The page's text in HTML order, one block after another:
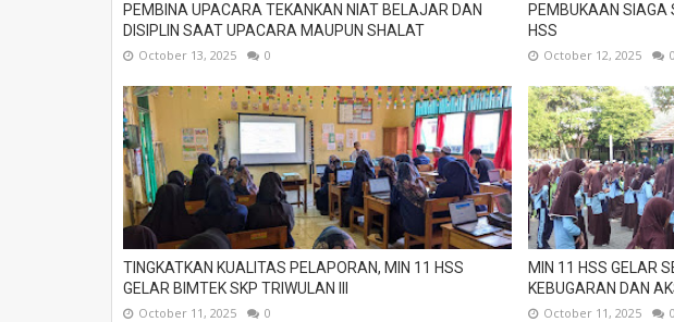
PEMBINA UPACARA TEKANKAN NIAT BELAJAR DAN
DISIPLIN SAAT UPACARA MAUPUN SHALAT
October 13, 2025 0
PEMBUKAAN SIAGA
HSS
October 12, 2025 0
TINGKATKAN KUALITAS PELAPORAN, MIN 11 HSS
GELAR BIMTEK SKP TRIWULAN III
October 11, 2025 0
MIN 11 HSS GELAR
KEBUGARAN DAN
October 11, 2025 0